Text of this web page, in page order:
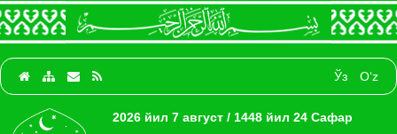
Ўз O‘z
2026 йил 7 август / 1448 йил 24 Сафар